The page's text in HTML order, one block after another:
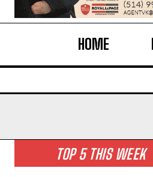
HOME
TOP 5 THIS WEEK